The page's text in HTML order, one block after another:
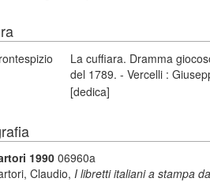
La cuffiara. Dramma
del 1789. - Vercelli :
[dedica]
199006960a
Claudio, I libretti italiani a stampa